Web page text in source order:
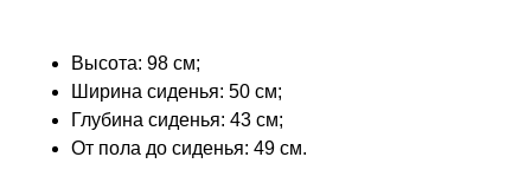
Высота: 98 см;
Ширина сиденья: 50 см;
Глубина сиденья: 43 см;
От пола до сиденья: 49 см.